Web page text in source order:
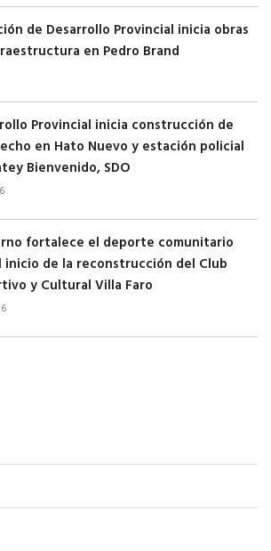
de Desarrollo Provincial inicia obras
en Pedro Brand
Provincial inicia construcción de
en Hato Nuevo y estación policial
Bienvenido, SDO
fortalece el deporte comunitario
inicio de la reconstrucción del Club
y Cultural Villa Faro